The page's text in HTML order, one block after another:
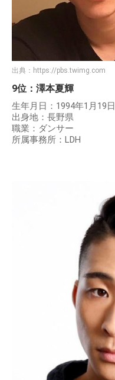
出典： https://pbs.twimg.com
9位：澤本夏輝
生年月日：1994年1月19日
出身地：長野県
職業：ダンサー
所属事務所：LDH